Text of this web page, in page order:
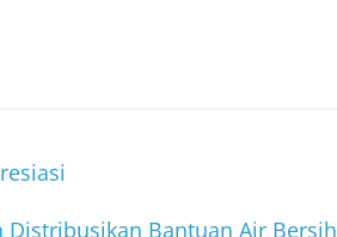
Distribusikan Bantuan Air Bersih